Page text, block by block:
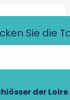
Sie die
der Loire